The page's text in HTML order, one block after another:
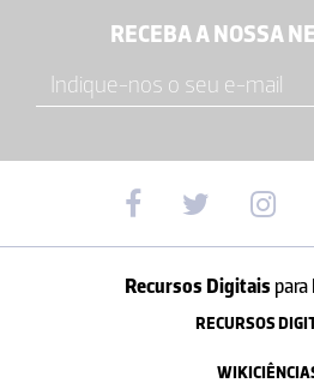
RECEBA A NOSSA
Recursos Digitais para
RECURSOS